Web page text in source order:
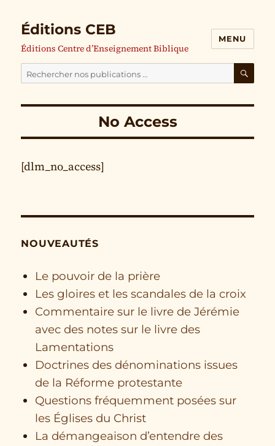
Éditions CEB
Éditions Centre d’Enseignement Biblique
MENU
Cherchez
publications
:
No Access
[dlm_no_access]
NOUVEAUTÉS
Le pouvoir de la prière
Les gloires et les scandales de la croix
Commentaire sur le livre de Jérémie
avec des notes sur le livre des
Lamentations
Doctrines des dénominations issues
de la Réforme protestante
Questions fréquemment posées sur
les Églises du Christ
La démangeaison d’entendre des